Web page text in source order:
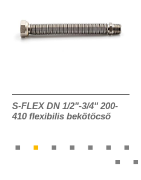
S-FLEX DN 1/2"-3/4" 200-
410 flexibilis bekötőcső